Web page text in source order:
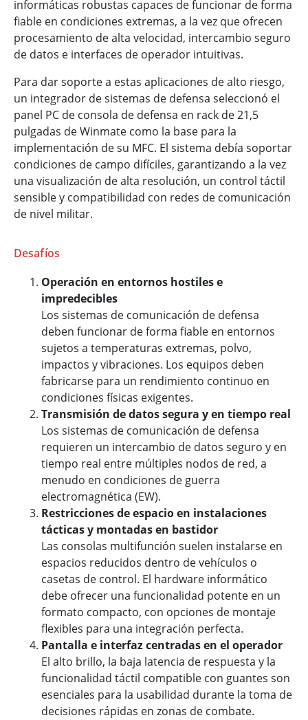
informáticas robustas capaces de funcionar de forma
fiable en condiciones extremas, a la vez que ofrecen
procesamiento de alta velocidad, intercambio seguro
de datos e interfaces de operador intuitivas.
Para dar soporte a estas aplicaciones de alto riesgo,
un integrador de sistemas de defensa seleccionó el
panel PC de consola de defensa en rack de 21,5
pulgadas de Winmate como la base para la
implementación de su MFC. El sistema debía soportar
condiciones de campo difíciles, garantizando a la vez
una visualización de alta resolución, un control táctil
sensible y compatibilidad con redes de comunicación
de nivel militar.
Desafíos
Operación en entornos hostiles e
impredecibles
Los sistemas de comunicación de defensa
deben funcionar de forma fiable en entornos
sujetos a temperaturas extremas, polvo,
impactos y vibraciones. Los equipos deben
fabricarse para un rendimiento continuo en
condiciones físicas exigentes.
Transmisión de datos segura y en tiempo real
Los sistemas de comunicación de defensa
requieren un intercambio de datos seguro y en
tiempo real entre múltiples nodos de red, a
menudo en condiciones de guerra
electromagnética (EW).
Restricciones de espacio en instalaciones
tácticas y montadas en bastidor
Las consolas multifunción suelen instalarse en
espacios reducidos dentro de vehículos o
casetas de control. El hardware informático
debe ofrecer una funcionalidad potente en un
formato compacto, con opciones de montaje
flexibles para una integración perfecta.
Pantalla e interfaz centradas en el operador
El alto brillo, la baja latencia de respuesta y la
funcionalidad táctil compatible con guantes son
esenciales para la usabilidad durante la toma de
decisiones rápidas en zonas de combate.